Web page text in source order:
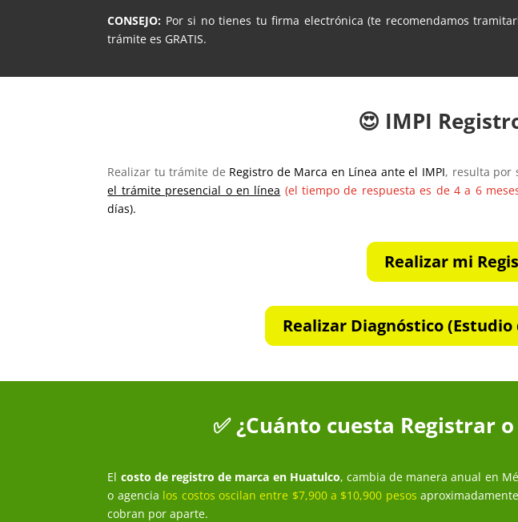
CONSEJO: Por si no tienes tu firma electrónica (te recomendamos
trámite es GRATIS.
😍 IMPI
Realizar tu trámite de Registro de Marca en Línea ante el IMPI, resulta por
el trámite presencial o en línea (el tiempo de respuesta es de 4 a 6
días).
Realizar mi
Realizar Diagnóstico
✅ ¿Cuánto cuesta Registrar
El costo de registro de marca en Huatulco, cambia de manera anual en
o agencia los costos oscilan entre $7,900 a $10,900 pesos
cobran por aparte.